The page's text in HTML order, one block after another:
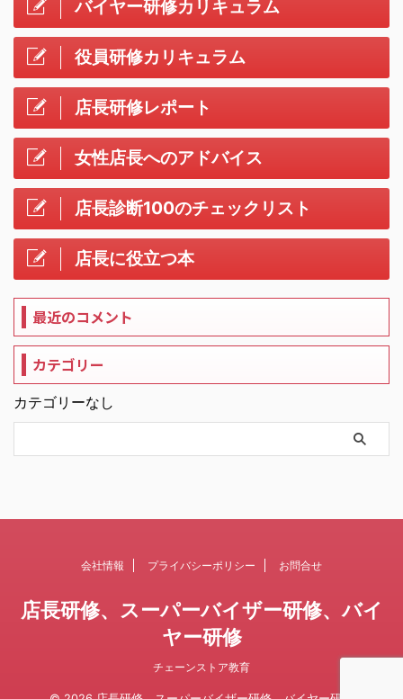
バイヤー研修カリキュラム
役員研修カリキュラム
店長研修レポート
女性店長へのアドバイス
店長診断100のチェックリスト
店長に役立つ本
最近のコメント
カテゴリー
カテゴリーなし
会社情報 プライバシーポリシー お問合せ
店長研修、スーパーバイザー研修、バイ
ヤー研修
チェーンストア教育